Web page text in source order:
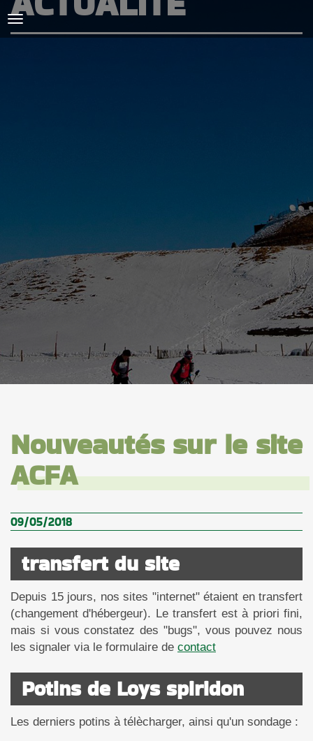
SPIRIDON
Nouveautés sur le site
ACFA
09/05/2018
transfert du site
Depuis 15 jours, nos sites "internet" étaient en transfert
(changement d'hébergeur). Le transfert est à priori fini,
mais si vous constatez des "bugs", vous pouvez nous
les signaler via le formulaire de contact
Potins de Loys spiridon
Les derniers potins à télècharger, ainsi qu'un sondage :